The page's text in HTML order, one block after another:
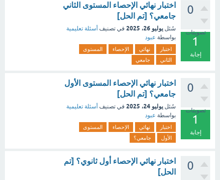
0
تصويتات
1
إجابة
اختبار نهائي الإحصاء المستوى الثاني
جامعي؟ [تم الحل]
سُئل يوليو 26، 2025 في تصنيف أسئلة تعليمية
بواسطة عبود
اختبار نهائي الإحصاء
المستوى
الثاني
جامعي
0
تصويتات
1
إجابة
اختبار نهائي الإحصاء المستوى الأول
جامعي؟ [تم الحل]
سُئل يوليو 24، 2025 في تصنيف أسئلة تعليمية
بواسطة عبود
اختبار نهائي الإحصاء
المستوى
الأول
جامعي؟
0
اختبار نهائي الإحصاء أول ثانوي؟ [تم
الحل]